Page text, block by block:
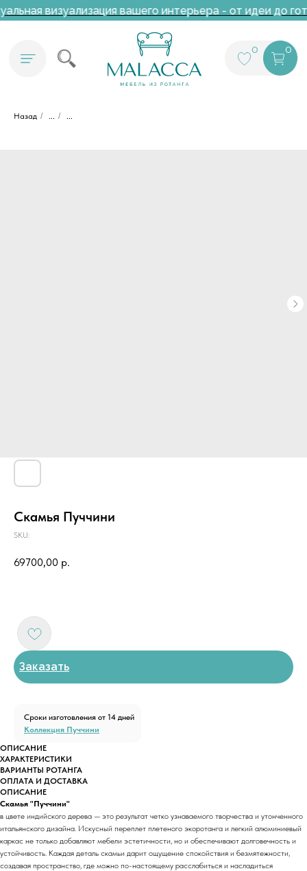
визуализация вашего интерьера - от идеи до
Назад / ... / ...
Скамья Пуччини
SKU:
69700,00 р.
Заказать
Сроки изготовления от 14 дней
Коллекция Пуччини
ОПИСАНИЕ
ХАРАКТЕРИСТИКИ
ВАРИАНТЫ РОТАНГА
ОПЛАТА И ДОСТАВКА
ОПИСАНИЕ
Скамья "Пуччини"
в цвете индийского дерева — это результат четко узнаваемого творчества и утонченного
итальянского дизайна. Искусный переплет плетеного экоротанга и легкий алюминиевый
каркас не только добавляют мебели эстетичности, но и обеспечивают долговечность и
устойчивость. Каждая деталь скамьи дарит ощущение спокойствия и безмятежности,
создавая пространство, где можно по-настоящему расслабиться и насладиться